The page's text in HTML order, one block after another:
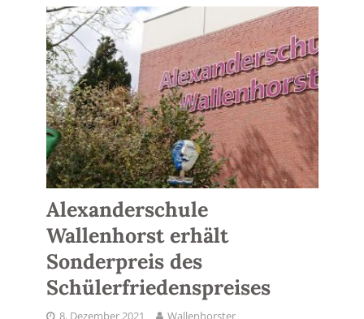
Alexanderschule
Wallenhorst erhält
Sonderpreis des
Schülerfriedenspreises
8. Dezember 2021
Wallenhorster